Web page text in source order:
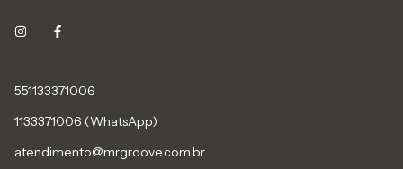
551133371006
1133371006 (WhatsApp)
atendimento@mrgroove.com.br